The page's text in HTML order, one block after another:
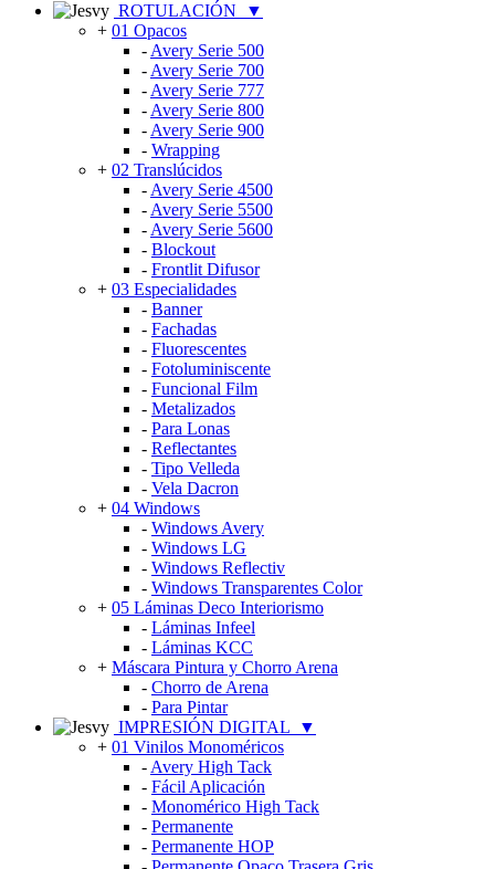
ROTULACIÓN
▼
+ 01 Opacos
- Avery Serie 500
- Avery Serie 700
- Avery Serie 777
- Avery Serie 800
- Avery Serie 900
- Wrapping
+ 02 Translúcidos
- Avery Serie 4500
- Avery Serie 5500
- Avery Serie 5600
- Blockout
- Frontlit Difusor
+ 03 Especialidades
- Banner
- Fachadas
- Fluorescentes
- Fotoluminiscente
- Funcional Film
- Metalizados
- Para Lonas
- Reflectantes
- Tipo Velleda
- Vela Dacron
+ 04 Windows
- Windows Avery
- Windows LG
- Windows Reflectiv
- Windows Transparentes Color
+ 05 Láminas Deco Interiorismo
- Láminas Infeel
- Láminas KCC
+ Máscara Pintura y Chorro Arena
- Chorro de Arena
- Para Pintar
IMPRESIÓN DIGITAL
▼
+ 01 Vinilos Monoméricos
- Avery High Tack
- Fácil Aplicación
- Monomérico High Tack
- Permanente
- Permanente HOP